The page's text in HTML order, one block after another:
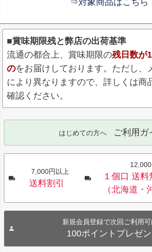
⇒対象商品はこちら
■賞味期限残と弊店の出荷基準
流通の都合上、賞味期限の残日数が
のをお届けしております。ただし、
により異なりますので、詳しくは商
確認ください。
はじめての方へ ご利用ガ
7,000円以上
送料割引
１個口 送料
（北海道・
新規会員登録で次回ご利用
100ポイントプレゼン